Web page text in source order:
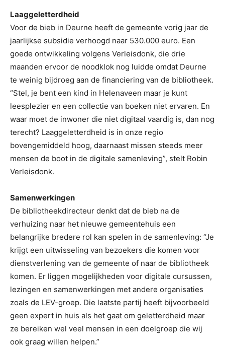
Laaggeletterdheid
Voor de bieb in Deurne heeft de gemeente vorig jaar de
jaarlijkse subsidie verhoogd naar 530.000 euro. Een
goede ontwikkeling volgens Verleisdonk, die drie
maanden ervoor de noodklok nog luidde omdat Deurne
te weinig bijdroeg aan de financiering van de bibliotheek.
“Stel, je bent een kind in Helenaveen maar je kunt
leesplezier en een collectie van boeken niet ervaren. En
waar moet de inwoner die niet digitaal vaardig is, dan nog
terecht? Laaggeletterdheid is in onze regio
bovengemiddeld hoog, daarnaast missen steeds meer
mensen de boot in de digitale samenleving”, stelt Robin
Verleisdonk.
Samenwerkingen
De bibliotheekdirecteur denkt dat de bieb na de
verhuizing naar het nieuwe gemeentehuis een
belangrijke bredere rol kan spelen in de samenleving: “Je
krijgt een uitwisseling van bezoekers die komen voor
dienstverlening van de gemeente of naar de bibliotheek
komen. Er liggen mogelijkheden voor digitale cursussen,
lezingen en samenwerkingen met andere organisaties
zoals de LEV-groep. Die laatste partij heeft bijvoorbeeld
geen expert in huis als het gaat om geletterdheid maar
ze bereiken wel veel mensen in een doelgroep die wij
ook graag willen helpen.”